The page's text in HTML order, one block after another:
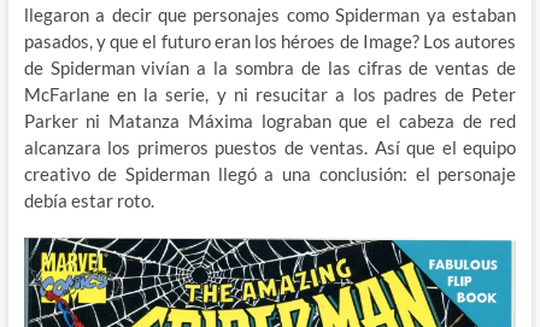
llegaron a decir que personajes como Spiderman ya estaban
pasados, y que el futuro eran los héroes de Image? Los autores
de Spiderman vivían a la sombra de las cifras de ventas de
McFarlane en la serie, y ni resucitar a los padres de Peter
Parker ni Matanza Máxima lograban que el cabeza de red
alcanzara los primeros puestos de ventas. Así que el equipo
creativo de Spiderman llegó a una conclusión: el personaje
debía estar roto.